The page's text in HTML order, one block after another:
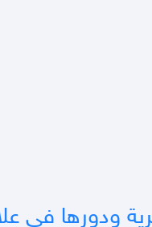
ودورها في